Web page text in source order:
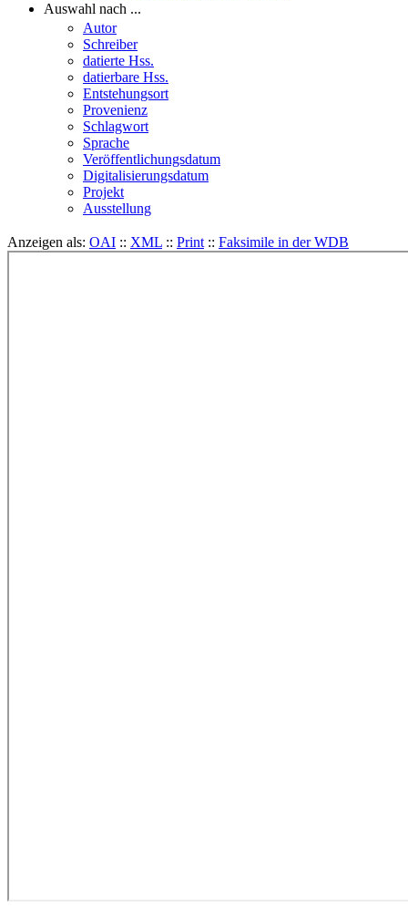
Auswahl nach ...
Autor
Schreiber
datierte Hss.
datierbare Hss.
Entstehungsort
Provenienz
Schlagwort
Sprache
Veröffentlichungsdatum
Digitalisierungsdatum
Projekt
Ausstellung
Anzeigen als: OAI :: XML :: Print :: Faksimile in der WDB